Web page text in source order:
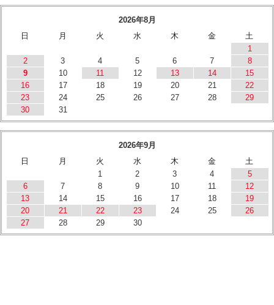
2026年8月
日
月 火 水 木 金
土
1
2
3 4 5 6 7
8
9
10 11 12 13 14
15
16
17 18 19 20 21
22
23
24 25 26 27 28
29
30
31
2026年9月
日
月 火 水 木 金
土
1
2 3 4
5
6
7 8 9 10 11
12
13
14 15 16 17 18
19
20
21 22 23 24 25
26
27
28 29 30